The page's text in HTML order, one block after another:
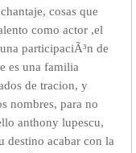
cosas que
como actor ,el
participaciÃ³n de
es una familia
de tracion, y
nombres, para no
anthony lupescu,
destino acabar con la